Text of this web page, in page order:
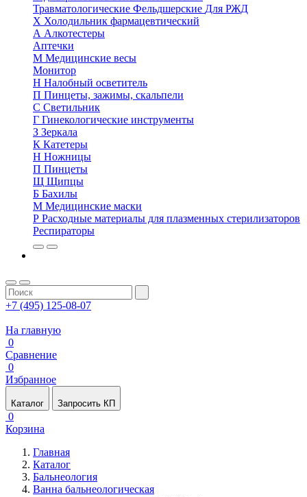
Травматологические Фельдшерские Для РЖД
Х Холодильник фармацевтический
А Алкотестеры
Аптечки
М Медицинские весы
Монитор
Н Налобный осветитель
П Пинцеты, зажимы, скальпели
С Светильник
Г Гинекологические инструменты
З Зеркала
К Катетеры
Н Ножницы
П Пинцеты
Щ Щипцы
Б Бахилы
М Медицинские маски
Р Расходные материалы для плазменных стерилизаторов
Респираторы
+7 (495) 125-08-07
На главную
0
Сравнение
0
Избранное
Каталог Запросить КП
0
Корзина
Главная
Каталог
Бальнеология
Ванна бальнеологическая